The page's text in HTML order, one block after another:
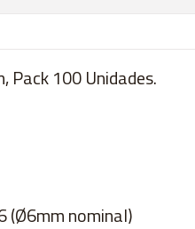
Pack 100 Unidades.
(Ø6mm nominal)